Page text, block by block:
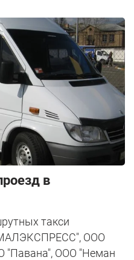
в
такси
ООО
"Павана", ООО "Неман